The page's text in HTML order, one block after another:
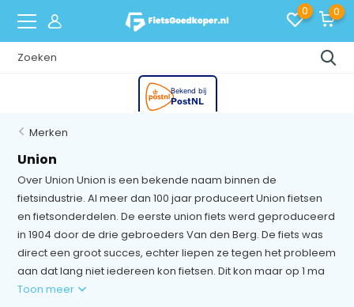
0 0
Merken
Union
Over Union Union is een bekende naam binnen de
fietsindustrie. Al meer dan 100 jaar produceert Union fietsen
en fietsonderdelen. De eerste union fiets werd geproduceerd
in 1904 door de drie gebroeders Van den Berg. De fiets was
direct een groot succes, echter liepen ze tegen het probleem
aan dat lang niet iedereen kon fietsen. Dit kon maar op 1 ma
Toon meer